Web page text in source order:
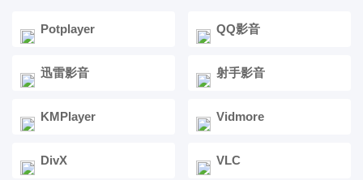
Potplayer QQ影音
迅雷影音 射手影音
KMPlayer Vidmore
DivX VLC